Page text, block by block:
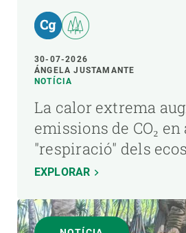
30-07-2026
ÁNGELA JUSTAMANTE
NOTÍCIA
La calor extrema
emissions de CO₂
"respiració" dels
EXPLORAR